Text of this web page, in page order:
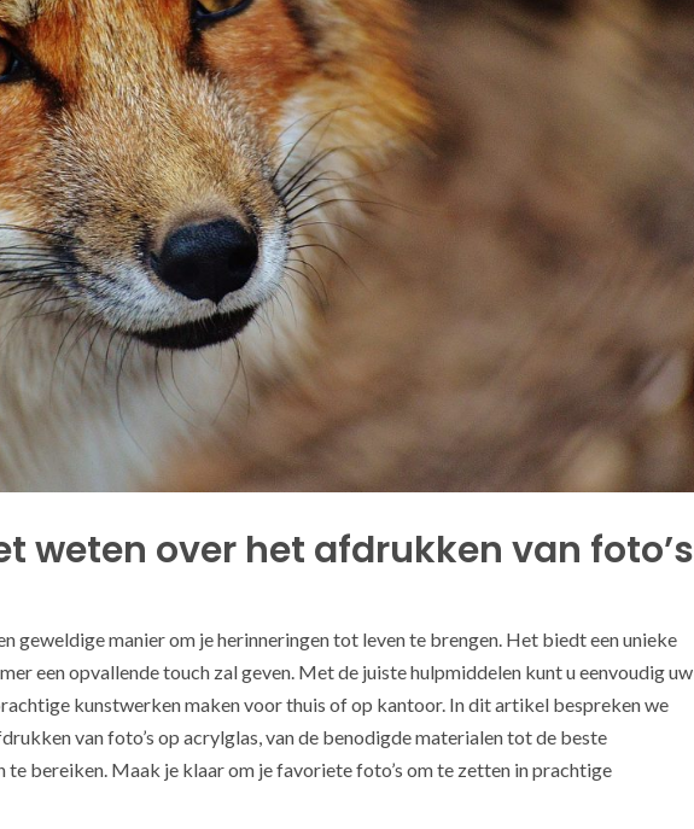
weten over het afdrukken van foto’s
geweldige manier om je herinneringen tot leven te brengen. Het biedt een unieke
een opvallende touch zal geven. Met de juiste hulpmiddelen kunt u eenvoudig uw
kunstwerken maken voor thuis of op kantoor. In dit artikel bespreken we
van foto’s op acrylglas, van de benodigde materialen tot de beste
bereiken. Maak je klaar om je favoriete foto’s om te zetten in prachtige